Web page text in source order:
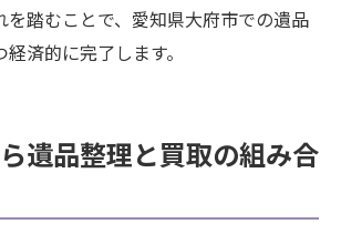
を踏むことで、愛知県大府市での遺品
済的に完了します。
遺品整理と買取の組み合